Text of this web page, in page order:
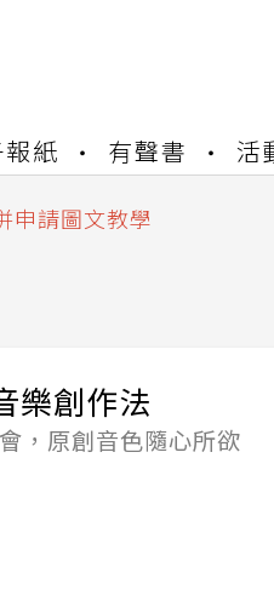
紙 有聲書 活
請
申請圖文教學
樂創作法
，原創音色隨心所欲